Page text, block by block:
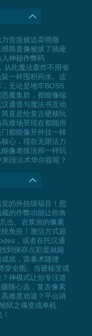
告急被迫卖萌撤
简直像被拔了插座
神秘作弊码
从此魔法轰炸不用省
一样囤积药水。这
无论是地牢BOSS
魔集群，都能像端
通道与魔法书互动
直是给复古硬核玩
难场景现在都能用
都能像开外挂一样
心，现在无限法力
像老练法师一样玩
段法术华尔兹呢？
的外挂级福音！想
的作弊功能让你角
击、岩浆池的像素
免疫！激活方式超
，或者在托汉通
到保存点彩蛋就能
就，雷暴术随便
穿全图。当硬核变成
神模式让你专注道
随心选，复古像素
难度劝退？平台跳
狱之魂变成单机